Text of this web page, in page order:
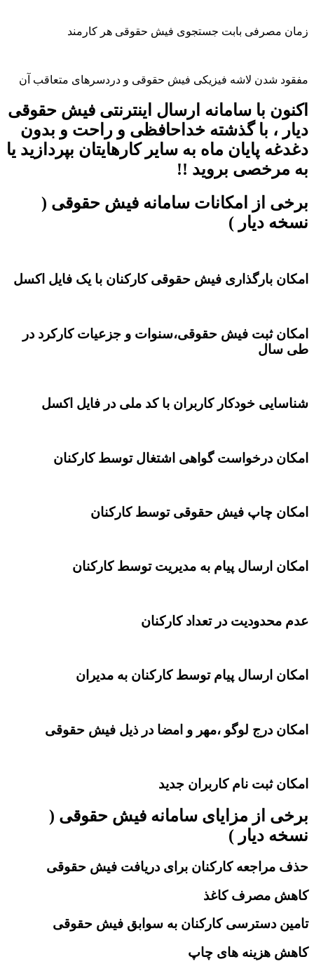
مصرفی بابت جستجوی فیش حقوقی هر کارمند
شدن لاشه فیزیکی فیش حقوقی و دردسرهای متعاقب آن
با سامانه ارسال اینترنتی فیش حقوقی
، با گذشته خداحافظی و راحت و بدون
پایان ماه به سایر کارهایتان بپردازید یا
مرخصی بروید !!
از امکانات سامانه فیش حقوقی (
دیار )
بارگذاری فیش حقوقی کارکنان با یک فایل اکسل
ثبت فیش حقوقی،سنوات و جزعیات کارکرد در
سال
خودکار کاربران با کد ملی در فایل اکسل
درخواست گواهی اشتغال توسط کارکنان
چاپ فیش حقوقی توسط کارکنان
ارسال پیام به مدیریت توسط کارکنان
محدودیت در تعداد کارکنان
ارسال پیام توسط کارکنان به مدیران
درج لوگو ،مهر و امضا در ذیل فیش حقوقی
ثبت نام کاربران جدید
از مزایای سامانه فیش حقوقی (
دیار )
مراجعه کارکنان برای دریافت فیش حقوقی
مصرف کاغذ
دسترسی کارکنان به سوابق فیش حقوقی
هزینه های چاپ